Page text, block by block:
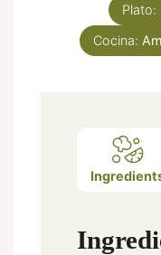
Plato:
Cocina: